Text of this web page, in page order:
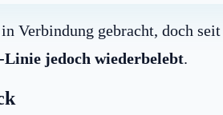
Verbindung gebracht, doch
jedoch wiederbelebt.